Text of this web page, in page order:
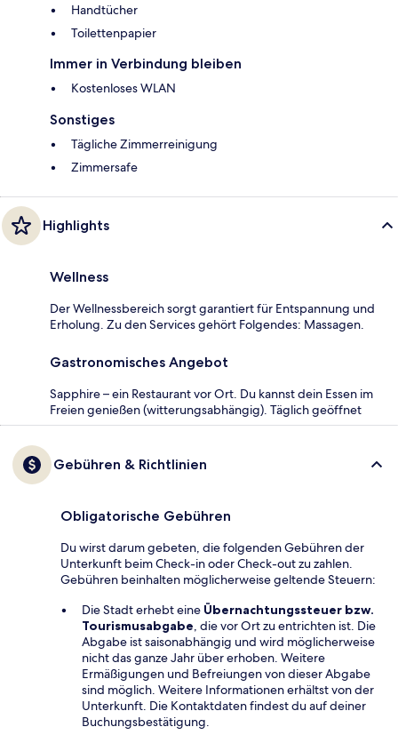
Handtücher
Toilettenpapier
Immer in Verbindung bleiben
Kostenloses WLAN
Sonstiges
Tägliche Zimmerreinigung
Zimmersafe
Highlights
Wellness
Der Wellnessbereich sorgt garantiert für Entspannung und
Erholung. Zu den Services gehört Folgendes: Massagen.
Gastronomisches Angebot
Sapphire – ein Restaurant vor Ort. Du kannst dein Essen im
Freien genießen (witterungsabhängig). Täglich geöffnet
Gebühren & Richtlinien
Obligatorische Gebühren
Du wirst darum gebeten, die folgenden Gebühren der
Unterkunft beim Check-in oder Check-out zu zahlen.
Gebühren beinhalten möglicherweise geltende Steuern:
Die Stadt erhebt eine Übernachtungssteuer bzw.
Tourismusabgabe, die vor Ort zu entrichten ist. Die
Abgabe ist saisonabhängig und wird möglicherweise
nicht das ganze Jahr über erhoben. Weitere
Ermäßigungen und Befreiungen von dieser Abgabe
sind möglich. Weitere Informationen erhältst von der
Unterkunft. Die Kontaktdaten findest du auf deiner
Buchungsbestätigung.